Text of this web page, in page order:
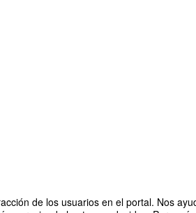
de los usuarios en el portal. Nos